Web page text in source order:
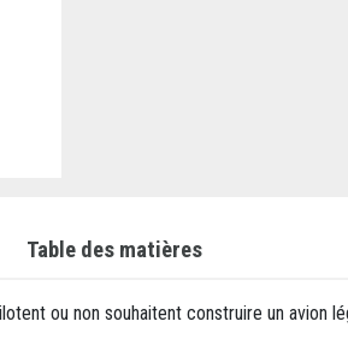
Table des matières
ou non souhaitent construire un avion